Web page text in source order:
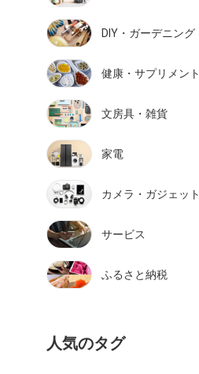
DIY・ガーデニング
健康・サプリメント
文房具・雑貨
家電
カメラ・ガジェット
サービス
ふるさと納税
人気のタグ